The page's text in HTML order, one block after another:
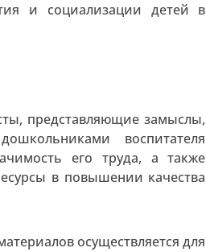
и социализации детей в
представляющие замыслы,
воспитателя
его труда, а также
в повышении качества
осуществляется для